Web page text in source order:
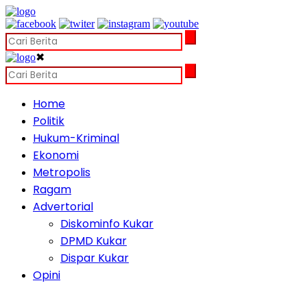
✖
Home
Politik
Hukum-Kriminal
Ekonomi
Metropolis
Ragam
Advertorial
Diskominfo Kukar
DPMD Kukar
Dispar Kukar
Opini